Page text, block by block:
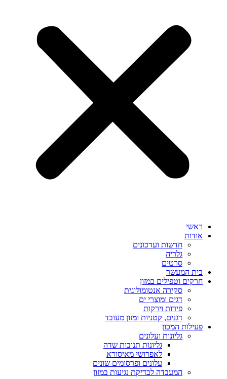
ראשי
אודות
חדשות ועדכונים
גלריה
סרטים
בית המעשר
חרקים וטפילים במזון
סקירה אנטומולוגית
דגים ומוצרי ים
פירות וירקות
דגנים, קטניות ומזון מעובד
פעילות המכון
גליונות ועלונים
גליונות תנובות שדה
לאפרושי מאיסורא
עלונים ופרסומים שונים
המעבדה לבדיקת נגיעות במזון